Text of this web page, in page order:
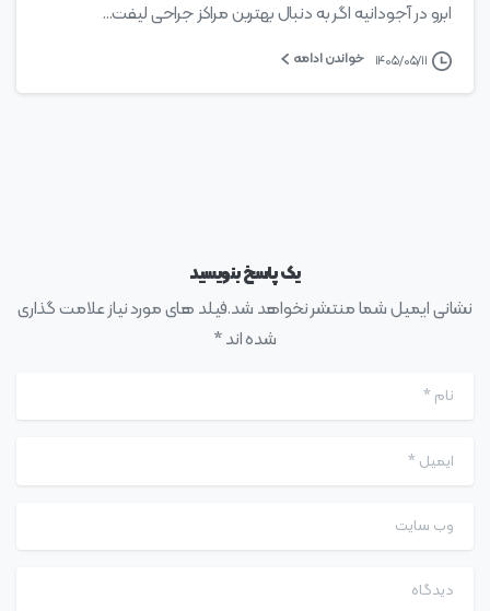
ابرو در آجودانیه اگر به دنبال بهترین مراکز جراحی لیفت...
۱۴۰۵/۰۵/۱۱ خواندن ادامه
یک پاسخ بنویسید
نشانی ایمیل شما منتشر نخواهد شد.فیلد های مورد نیاز علامت گذاری
شده اند *
نام*
ایمیل *
وب سایت
دیدگاه